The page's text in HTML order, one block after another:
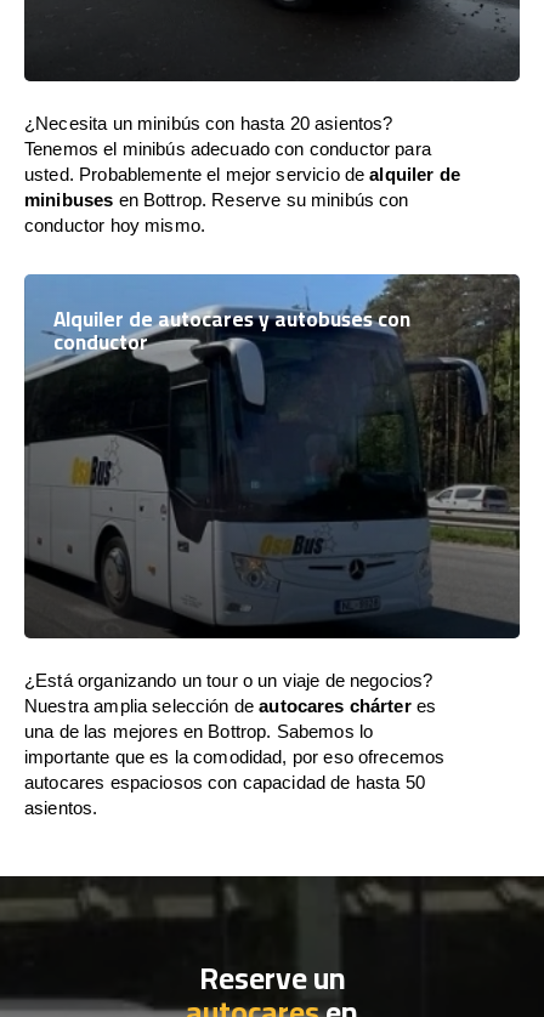
¿Necesita un minibús con hasta 20 asientos?
Tenemos el minibús adecuado con conductor para
usted. Probablemente el mejor servicio dealquiler de
minibuses en Bottrop. Reserve su minibús con
conductor hoy mismo.
Alquiler de autocares y autobuses con
conductor
¿Está organizando un tour o un viaje de negocios?
Nuestra amplia selección deautocares chárteres
una de las mejores en Bottrop. Sabemos lo
importante que es la comodidad, por eso ofrecemos
autocares espaciosos con capacidad de hasta 50
asientos.
Reserve un